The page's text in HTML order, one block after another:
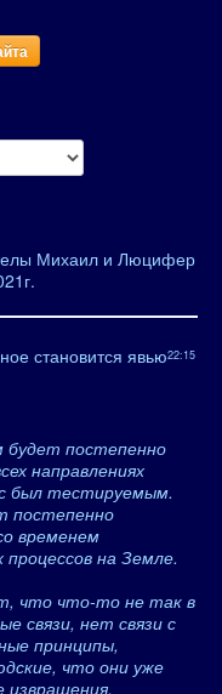
Михаил и Люцифер
22:15
становится явью
будет постепенно
направлениях
был тестируемым.
постепенно
временем
на Земле.
что что-то не так в
связи, нет связи с
принципы,
что они уже